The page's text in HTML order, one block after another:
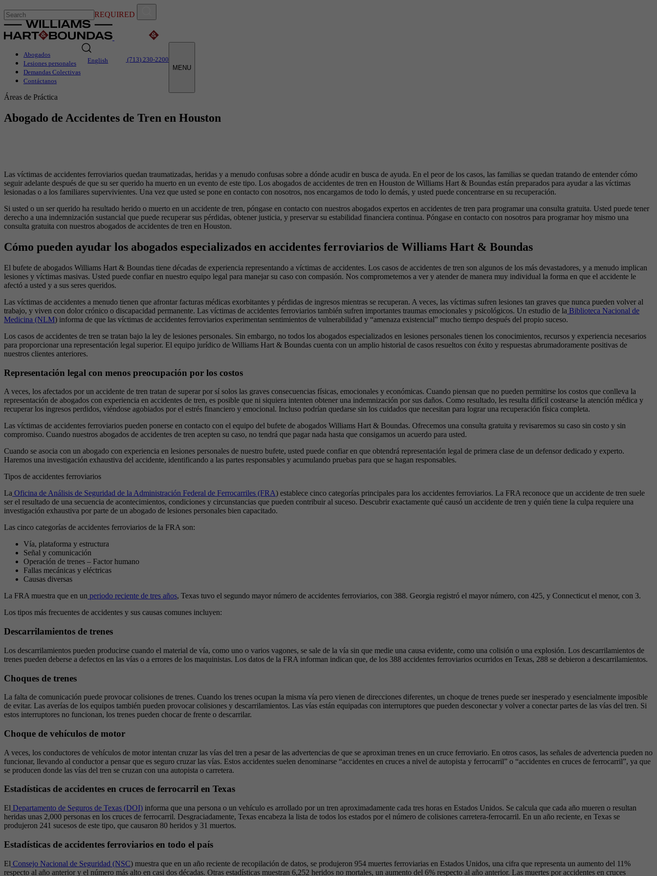
REQUIRED
Abogados
Lesiones personales
Demandas Colectivas
Contáctanos
English (713) 230-2200
MENU
Áreas de Práctica
Abogado de Accidentes de Tren en Houston
Las víctimas de accidentes ferroviarios quedan traumatizadas, heridas y a menudo confusas sobre a dónde acudir en busca de ayuda. En el peor de los casos, las familias se quedan tratando de entender cómo
seguir adelante después de que su ser querido ha muerto en un evento de este tipo. Los abogados de accidentes de tren en Houston de Williams Hart & Boundas están preparados para ayudar a las víctimas
lesionadas o a los familiares supervivientes. Una vez que usted se pone en contacto con nosotros, nos encargamos de todo lo demás, y usted puede concentrarse en su recuperación.
Si usted o un ser querido ha resultado herido o muerto en un accidente de tren, póngase en contacto con nuestros abogados expertos en accidentes de tren para programar una consulta gratuita. Usted puede tener
derecho a una indemnización sustancial que puede recuperar sus pérdidas, obtener justicia, y preservar su estabilidad financiera continua. Póngase en contacto con nosotros para programar hoy mismo una
consulta gratuita con nuestros abogados de accidentes de tren en Houston.
Cómo pueden ayudar los abogados especializados en accidentes ferroviarios de Williams Hart & Boundas
El bufete de abogados Williams Hart & Boundas tiene décadas de experiencia representando a víctimas de accidentes. Los casos de accidentes de tren son algunos de los más devastadores, y a menudo implican
lesiones y víctimas masivas. Usted puede confiar en nuestro equipo legal para manejar su caso con compasión. Nos comprometemos a ver y atender de manera muy individual la forma en que el accidente le
afectó a usted y a sus seres queridos.
Las víctimas de accidentes a menudo tienen que afrontar facturas médicas exorbitantes y pérdidas de ingresos mientras se recuperan. A veces, las víctimas sufren lesiones tan graves que nunca pueden volver al
trabajo, y viven con dolor crónico o discapacidad permanente. Las víctimas de accidentes ferroviarios también sufren importantes traumas emocionales y psicológicos. Un estudio de la Biblioteca Nacional de
Medicina (NLM) informa de que las víctimas de accidentes ferroviarios experimentan sentimientos de vulnerabilidad y “amenaza existencial” mucho tiempo después del propio suceso.
Los casos de accidentes de tren se tratan bajo la ley de lesiones personales. Sin embargo, no todos los abogados especializados en lesiones personales tienen los conocimientos, recursos y experiencia necesarios
para proporcionar una representación legal superior. El equipo jurídico de Williams Hart & Boundas cuenta con un amplio historial de casos resueltos con éxito y respuestas abrumadoramente positivas de
nuestros clientes anteriores.
Representación legal con menos preocupación por los costos
A veces, los afectados por un accidente de tren tratan de superar por sí solos las graves consecuencias físicas, emocionales y económicas. Cuando piensan que no pueden permitirse los costos que conlleva la
representación de abogados con experiencia en accidentes de tren, es posible que ni siquiera intenten obtener una indemnización por sus daños. Como resultado, les resulta difícil costearse la atención médica y
recuperar los ingresos perdidos, viéndose agobiados por el estrés financiero y emocional. Incluso podrían quedarse sin los cuidados que necesitan para lograr una recuperación física completa.
Las víctimas de accidentes ferroviarios pueden ponerse en contacto con el equipo del bufete de abogados Williams Hart & Boundas. Ofrecemos una consulta gratuita y revisaremos su caso sin costo y sin
compromiso. Cuando nuestros abogados de accidentes de tren acepten su caso, no tendrá que pagar nada hasta que consigamos un acuerdo para usted.
Cuando se asocia con un abogado con experiencia en lesiones personales de nuestro bufete, usted puede confiar en que obtendrá representación legal de primera clase de un defensor dedicado y experto.
Haremos una investigación exhaustiva del accidente, identificando a las partes responsables y acumulando pruebas para que se hagan responsables.
Tipos de accidentes ferroviarios
La Oficina de Análisis de Seguridad de la Administración Federal de Ferrocarriles (FRA) establece cinco categorías principales para los accidentes ferroviarios. La FRA reconoce que un accidente de tren suele
ser el resultado de una secuencia de acontecimientos, condiciones y circunstancias que pueden contribuir al suceso. Descubrir exactamente qué causó un accidente de tren y quién tiene la culpa requiere una
investigación exhaustiva por parte de un abogado de lesiones personales bien capacitado.
Las cinco categorías de accidentes ferroviarios de la FRA son:
Vía, plataforma y estructura
Señal y comunicación
Operación de trenes – Factor humano
Fallas mecánicas y eléctricas
Causas diversas
La FRA muestra que en un periodo reciente de tres años, Texas tuvo el segundo mayor número de accidentes ferroviarios, con 388. Georgia registró el mayor número, con 425, y Connecticut el menor, con 3.
Los tipos más frecuentes de accidentes y sus causas comunes incluyen:
Descarrilamientos de trenes
Los descarrilamientos pueden producirse cuando el material de vía, como uno o varios vagones, se sale de la vía sin que medie una causa evidente, como una colisión o una explosión. Los descarrilamientos de
trenes pueden deberse a defectos en las vías o a errores de los maquinistas. Los datos de la FRA informan indican que, de los 388 accidentes ferroviarios ocurridos en Texas, 288 se debieron a descarrilamientos.
Choques de trenes
La falta de comunicación puede provocar colisiones de trenes. Cuando los trenes ocupan la misma vía pero vienen de direcciones diferentes, un choque de trenes puede ser inesperado y esencialmente imposible
de evitar. Las averías de los equipos también pueden provocar colisiones y descarrilamientos. Las vías están equipadas con interruptores que pueden desconectar y volver a conectar partes de las vías del tren. Si
estos interruptores no funcionan, los trenes pueden chocar de frente o descarrilar.
Choque de vehículos de motor
A veces, los conductores de vehículos de motor intentan cruzar las vías del tren a pesar de las advertencias de que se aproximan trenes en un cruce ferroviario. En otros casos, las señales de advertencia pueden no
funcionar, llevando al conductor a pensar que es seguro cruzar las vías. Estos accidentes suelen denominarse “accidentes en cruces a nivel de autopista y ferrocarril” o “accidentes en cruces de ferrocarril”, ya que
se producen donde las vías del tren se cruzan con una autopista o carretera.
Estadísticas de accidentes en cruces de ferrocarril en Texas
El Departamento de Seguros de Texas (DOI) informa que una persona o un vehículo es arrollado por un tren aproximadamente cada tres horas en Estados Unidos. Se calcula que cada año mueren o resultan
heridas unas 2,000 personas en los cruces de ferrocarril. Desgraciadamente, Texas encabeza la lista de todos los estados por el número de colisiones carretera-ferrocarril. En un año reciente, en Texas se
produjeron 241 sucesos de este tipo, que causaron 80 heridos y 31 muertos.
Estadísticas de accidentes ferroviarios en todo el país
El Consejo Nacional de Seguridad (NSC) muestra que en un año reciente de recopilación de datos, se produjeron 954 muertes ferroviarias en Estados Unidos, una cifra que representa un aumento del 11%
respecto al año anterior y el número más alto en casi dos décadas. Otras estadísticas muestran 6,252 heridos no mortales, un aumento del 6% respecto al año anterior. Las muertes por accidentes en cruces